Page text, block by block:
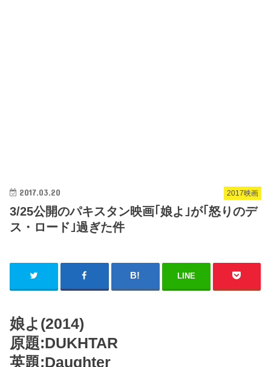
2017映画
2017.03.20
3/25公開のパキスタン映画｢娘よ｣が｢怒りのデ
ス・ロード｣過ぎた件
LINE
娘よ(2014)
原題:DUKHTAR
英題:Daughter